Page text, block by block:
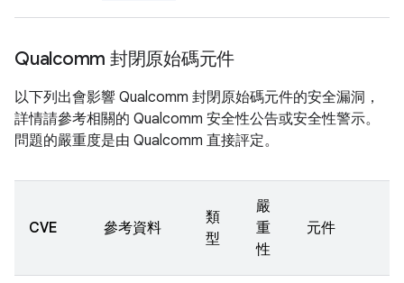
Qualcomm 封閉原始碼元件
以下列出會影響 Qualcomm 封閉原始碼元件的安全漏洞，
詳情請參考相關的 Qualcomm 安全性公告或安全性警示。
問題的嚴重度是由 Qualcomm 直接評定。
CVE 參考資料
類
型
嚴
重
性
元件